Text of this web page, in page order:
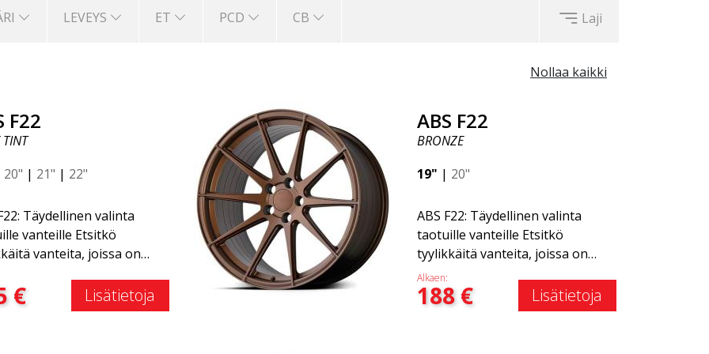
LEVEYS ET PCD CB Laji
Nollaa kaikki
F22
20" | 21" | 22"
Täydellinen valinta
vanteille Etsitkö
vanteita, joissa on
ja ajaton muotoilu?
ABS F22 -vanteeseen,
uusi lisäys ABS Luxury
€ Lisätietoja
ABS F22
BRONZE
19" | 20"
ABS F22: Täydellinen valinta
taotuille vanteille Etsitkö
tyylikkäitä vanteita, joissa on
tyylikäs ja ajaton muotoilu?
Tutustu ABS F22 -vanteeseen,
joka on uusi lisäys ABS Luxury
Alkaen:
188€ Lisätietoja